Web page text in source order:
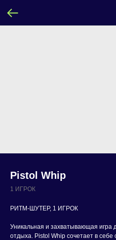
Pistol Whip
1 ИГРОК
РИТМ-ШУТЕР, 1 ИГРОК
Уникальная и захватывающая игра
отдыха. Pistol Whip сочетает в себе